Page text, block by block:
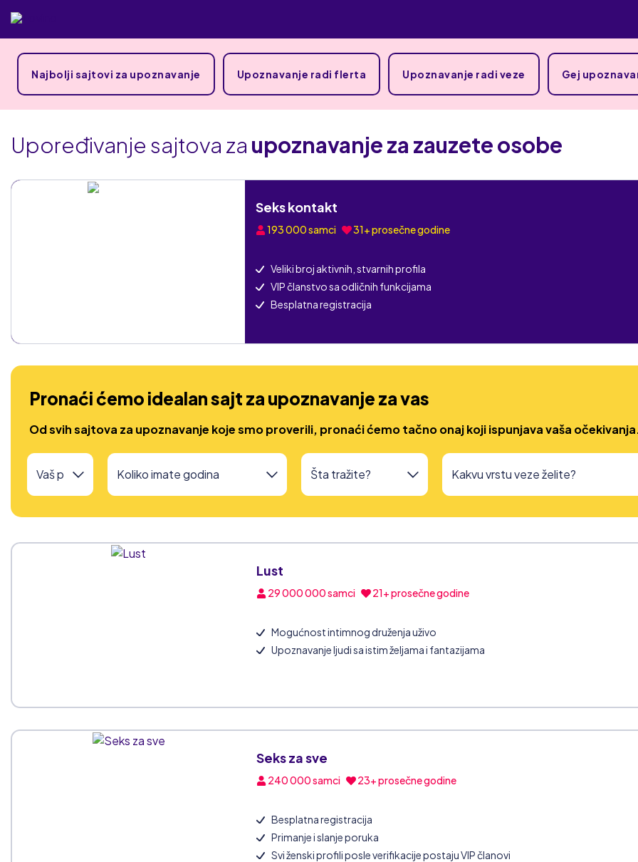
Najbolji sajtovi za upoznavanje Upoznavanje radi flerta Upoznavanje radi veze Gej
Upoređivanje sajtova za upoznavanje za zauzete osobe
Seks kontakt
193 000samci 31+ prosečne godine
Veliki broj aktivnih, stvarnih profila
VIP članstvo sa odličnih funkcijama
Besplatna registracija
Pronaći ćemo idealan sajt za upoznavanje za vas
Od svih sajtova za upoznavanje koje smo proverili, pronaći ćemo tačno onaj koji ispunjava vaša
Lust
29 000 000samci 21+ prosečne godine
Mogućnost intimnog druženja uživo
Upoznavanje ljudi sa istim željama i fantazijama
Seks za sve
240 000samci 23+ prosečne godine
Besplatna registracija
Primanje i slanje poruka
Svi ženski profili posle verifikacije postaju VIP članovi